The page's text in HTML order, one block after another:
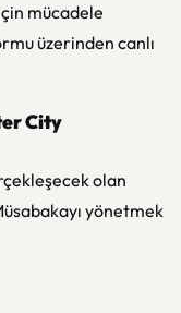
mücadele
üzerinden canlı
City
olan
yönetmek